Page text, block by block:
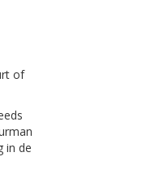
of
in de